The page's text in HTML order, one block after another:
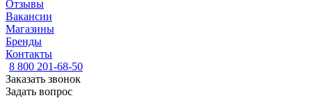
Отзывы
Вакансии
Магазины
Бренды
Контакты
8 800 201-68-50
Заказать звонок
Задать вопрос